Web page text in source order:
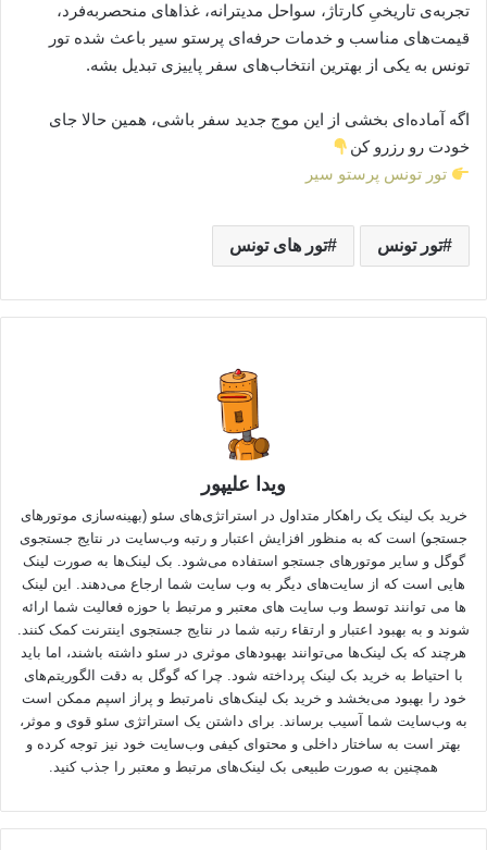
تجربه‌ی تاریخیِ کارتاژ، سواحل مدیترانه، غذاهای منحصربه‌فرد،
قیمت‌های مناسب و خدمات حرفه‌ای پرستو سیر باعث شده تور
تونس به یکی از بهترین انتخاب‌های سفر پاییزی تبدیل بشه.
اگه آماده‌ای بخشی از این موج جدید سفر باشی، همین حالا جای
خودت رو رزرو کن
تور تونس پرستو سیر
تور تونس تور های تونس
ویدا علیپور
خرید بک لینک یک راهکار متداول در استراتژی‌های سئو (بهینه‌سازی موتورهای
جستجو) است که به منظور افزایش اعتبار و رتبه وب‌سایت در نتایج جستجوی
گوگل و سایر موتورهای جستجو استفاده می‌شود. بک لینک‌ها به صورت لینک
هایی است که از سایت‌های دیگر به وب سایت شما ارجاع می‌دهند. این لینک
ها می توانند توسط وب سایت های معتبر و مرتبط با حوزه فعالیت شما ارائه
شوند و به بهبود اعتبار و ارتقاء رتبه شما در نتایج جستجوی اینترنت کمک کنند.
هرچند که بک لینک‌ها می‌توانند بهبودهای موثری در سئو داشته باشند، اما باید
با احتیاط به خرید بک لینک پرداخته شود. چرا که گوگل به دقت الگوریتم‌های
خود را بهبود می‌بخشد و خرید بک لینک‌های نامرتبط و پراز اسپم ممکن است
به وب‌سایت شما آسیب برساند. برای داشتن یک استراتژی سئو قوی و موثر،
بهتر است به ساختار داخلی و محتوای کیفی وب‌سایت خود نیز توجه کرده و
همچنین به صورت طبیعی بک لینک‌های مرتبط و معتبر را جذب کنید.